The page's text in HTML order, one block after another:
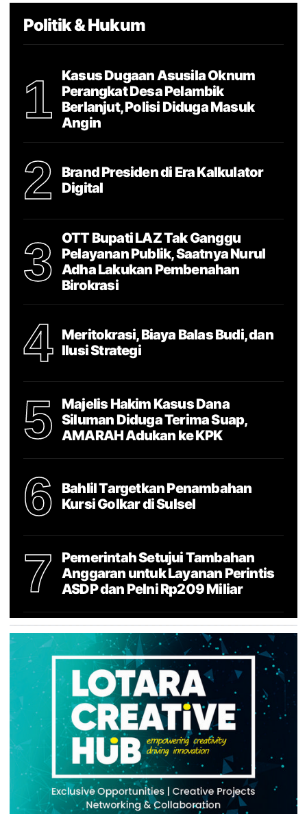
Politik & Hukum
1
Kasus Dugaan Asusila Oknum
Perangkat Desa Pelambik
Berlanjut, Polisi Diduga Masuk
Angin
2
Brand Presiden di Era Kalkulator
Digital
3
OTT Bupati LAZ Tak Ganggu
Pelayanan Publik, Saatnya Nurul
Adha Lakukan Pembenahan
Birokrasi
4
Meritokrasi, Biaya Balas Budi, dan
Ilusi Strategi
5
Majelis Hakim Kasus Dana
Siluman Diduga Terima Suap,
AMARAH Adukan ke KPK
6
Bahlil Targetkan Penambahan
Kursi Golkar di Sulsel
7
Pemerintah Setujui Tambahan
Anggaran untuk Layanan Perintis
ASDP dan Pelni Rp209 Miliar